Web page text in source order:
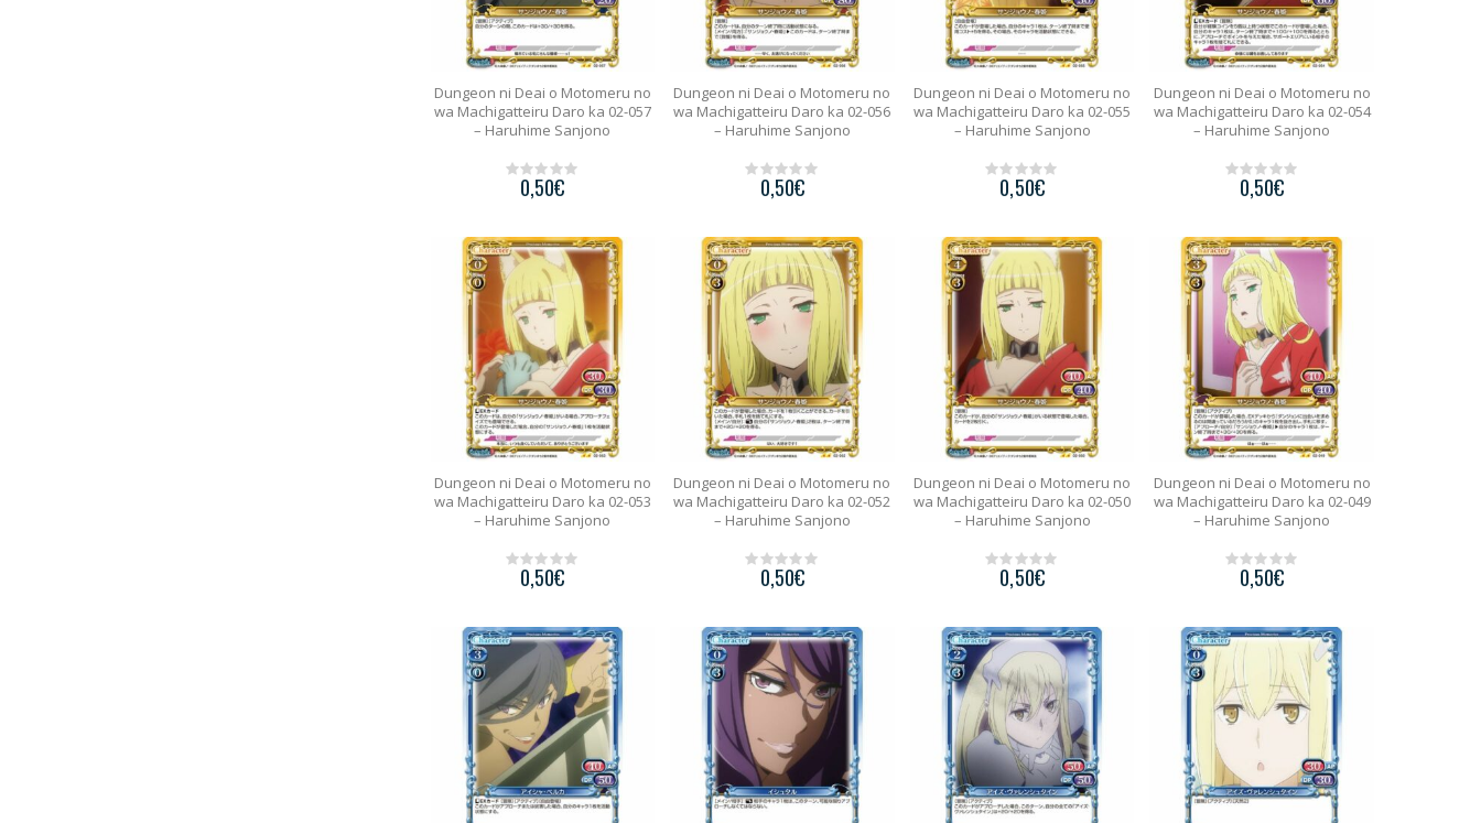
Dungeon ni Deai o Motomeru no
wa Machigatteiru Daro ka 02-057
– Haruhime Sanjono
t
o
5
0,50€
Dungeon ni Deai o Motomeru no
wa Machigatteiru Daro ka 02-056
– Haruhime Sanjono
t
o
f
5
0,50€
Dungeon ni Deai o Motomeru no
wa Machigatteiru Daro ka 02-055
– Haruhime Sanjono
t
o
f
5
0,50€
Dungeon ni Deai o Motomeru no
wa Machigatteiru Daro ka 02-054
– Haruhime Sanjono
t
o
f
5
0,50€
Dungeon ni Deai o Motomeru no
wa Machigatteiru Daro ka 02-053
– Haruhime Sanjono
t
o
5
0,50€
Dungeon ni Deai o Motomeru no
wa Machigatteiru Daro ka 02-052
– Haruhime Sanjono
t
o
5
0,50€
Dungeon ni Deai o Motomeru no
wa Machigatteiru Daro ka 02-050
– Haruhime Sanjono
t
o
f
5
0,50€
Dungeon ni Deai o Motomeru no
wa Machigatteiru Daro ka 02-049
– Haruhime Sanjono
t
o
0,50€